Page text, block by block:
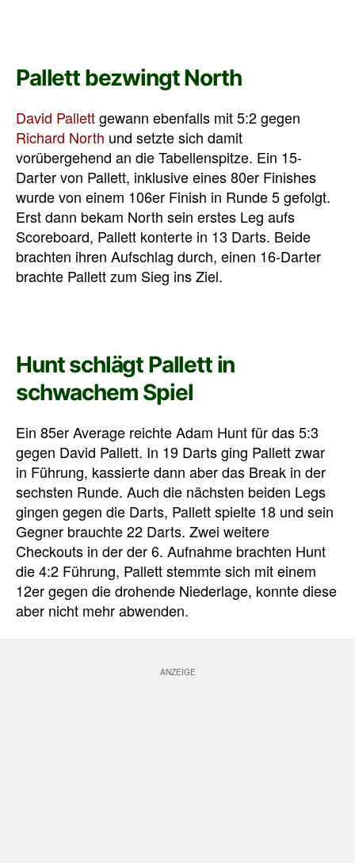
Pallett bezwingt North
David Pallettgewann ebenfalls mit 5:2 gegen
Richard North und setzte sich damit
vorübergehend an die Tabellenspitze. Ein 15-
Darter von Pallett, inklusive eines 80er Finishes
wurde von einem 106er Finish in Runde 5 gefolgt.
Erst dann bekam North sein erstes Leg aufs
Scoreboard, Pallett konterte in 13 Darts. Beide
brachten ihren Aufschlag durch, einen 16-Darter
brachte Pallett zum Sieg ins Ziel.
Hunt schlägt Pallett in
schwachem Spiel
Ein 85er Average reichte Adam Hunt für das 5:3
gegen David Pallett. In 19 Darts ging Pallett zwar
in Führung, kassierte dann aber das Break in der
sechsten Runde. Auch die nächsten beiden Legs
gingen gegen die Darts, Pallett spielte 18 und sein
Gegner brauchte 22 Darts. Zwei weitere
Checkouts in der der 6. Aufnahme brachten Hunt
die 4:2 Führung, Pallett stemmte sich mit einem
12er gegen die drohende Niederlage, konnte diese
aber nicht mehr abwenden.